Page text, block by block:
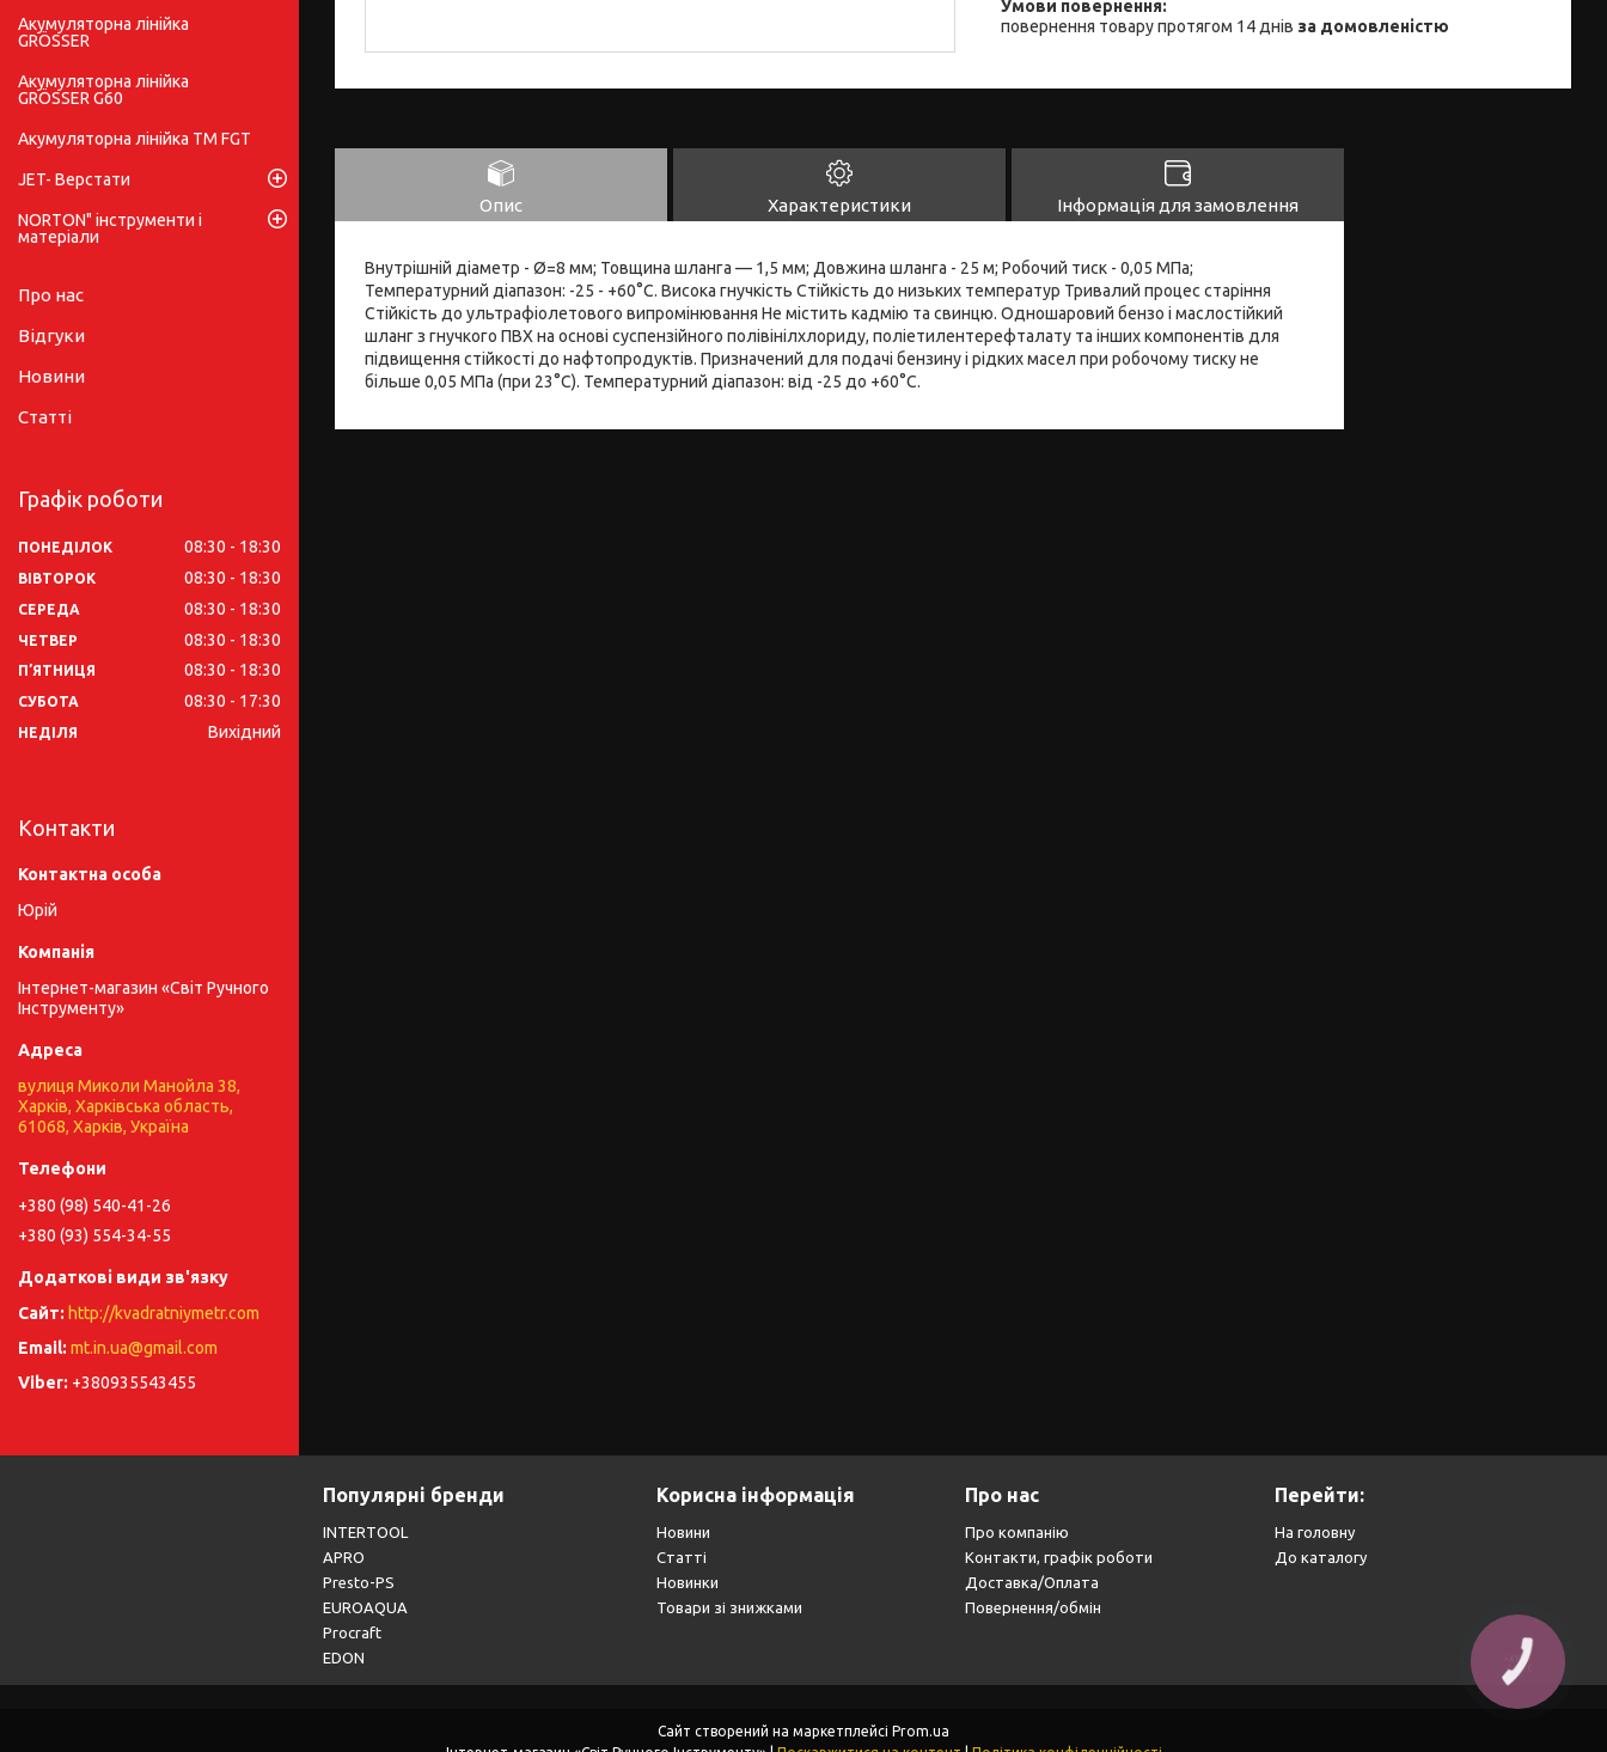
повернення товару протягом 14 днів за домовленістю
Опис Характеристики Інформація для замовлення
Внутрішній діаметр - Ø=8 мм; Товщина шланга — 1,5 мм; Довжина шланга - 25 м; Робочий тиск - 0,05 МПа;
Температурний діапазон: -25 - +60°C. Висока гнучкість Стійкість до низьких температур Тривалий процес старіння
Стійкість до ультрафіолетового випромінювання Не містить кадмію та свинцю. Одношаровий бензо і маслостійкий
шланг з гнучкого ПВХ на основі суспензійного полівінілхлориду, поліетилентерефталату та інших компонентів для
підвищення стійкості до нафтопродуктів. Призначений для подачі бензину і рідких масел при робочому тиску не
більше 0,05 МПа (при 23°C). Температурний діапазон: від -25 до +60°C.
Акумуляторна лінійка
GRÖSSER
Акумуляторна лінійка
GRÖSSER G60
Акумуляторна лінійка ТМ FGT
JET- Верстати
NORTON" інструменти і
матеріали
Про нас
Відгуки
Новини
Статті
Графік роботи
ПОНЕДІЛОК 08:30 18:30
ВІВТОРОК 08:30 18:30
СЕРЕДА 08:30 18:30
ЧЕТВЕР 08:30 18:30
ПʼЯТНИЦЯ 08:30 18:30
СУБОТА 08:30 17:30
НЕДІЛЯ Вихідний
Контакти
Юрій
Інтернет-магазин «Світ Ручного
Інструменту»
вулиця Миколи Манойла 38,
Харків, Харківська область,
61068, Харків, Україна
+380 (98) 540-41-26
+380 (93) 554-34-55
http://kvadratniymetr.com
mt.in.ua@gmail.com
+380935543455
Популярні бренди
INTERTOOL
APRO
Presto-PS
EUROAQUA
Procraft
EDON
Корисна інформація
Новини
Статті
Новинки
Товари зі знижками
Про нас
Про компанію
Контакти, графік роботи
Доставка/Оплата
Повернення/обмін
Перейти:
На головну
До каталогу
Сайт створений на маркетплейсі Prom.ua
КНОПКА
ЗВ'ЯЗКУ